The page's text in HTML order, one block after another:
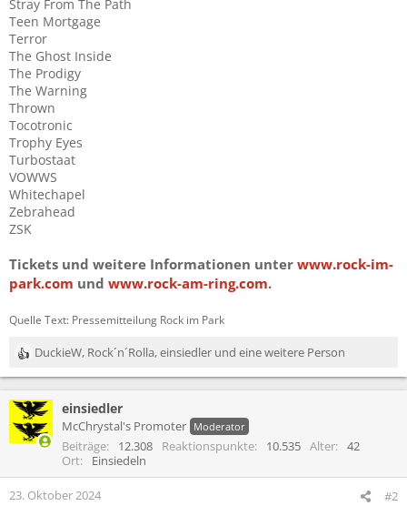
Stray From The Path
Teen Mortgage
Terror
The Ghost Inside
The Prodigy
The Warning
Thrown
Tocotronic
Trophy Eyes
Turbostaat
VOWWS
Whitechapel
Zebrahead
ZSK
Tickets und weitere Informationen unter www.rock-im-
park.com und www.rock-am-ring.com.
Quelle Text: Pressemitteilung Rock im Park
R
e
k
t
i
n
e
DuckieW, Rock´n´Rolla,einsiedler und eine weitere Person
einsiedler
McChrystal's Promoter Moderator
Beiträge 12.308 Reaktionspunkte 10.535 Alter
42
Ort
Einsiedeln
23. Oktober 2024 #2